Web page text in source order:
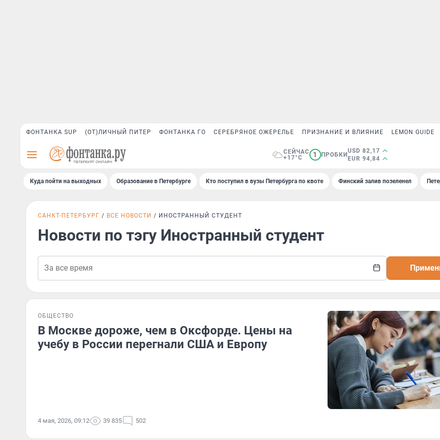
ФОНТАНКА SUP (ОТ)ЛИЧНЫЙ ПИТЕР ФОНТАНКА ГО СЕРЕБРЯНОЕ ОЖЕРЕЛЬЕ ПРИЗНАНИЕ И ВЛИЯНИЕ LEMON GUIDE
СЕЙЧАС
+17°C
1 ПРОБКИ
USD 82,17
EUR 94,84
Куда пойти на выходных Образование в Петербурге Кто поступил в вузы Петербурга по квоте Финский залив позеленел
САНКТ-ПЕТЕРБУРГ ВСЕ НОВОСТИ ИНОСТРАННЫЙ СТУДЕНТ
Новости по тэгу Иностранный студент
ОБЩЕСТВО
В Москве дороже, чем в Оксфорде. Цены на
учебу в России перегнали США и Европу
4 мая, 2026, 09:12 39 835 502